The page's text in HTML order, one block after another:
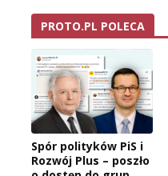
PROTO.PL POLECA
Spór polityków PiS i
Rozwój Plus – poszło